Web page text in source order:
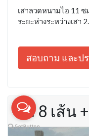
เสาลวดหนามไอ 11 ซ
ระยะห่างระหว่างเสา
สอบถาม และป
รั้ว 8 เส้น